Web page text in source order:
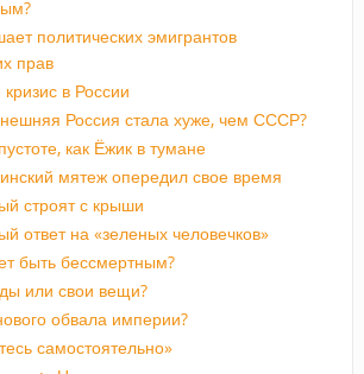
политических эмигрантов
прав
в России
Россия стала хуже, чем СССР?
как Ёжик в тумане
мятеж опередил свое время
строят с крыши
ответ на «зеленых человечков»
быть бессмертным?
или свои вещи?
обвала империи?
самостоятельно»